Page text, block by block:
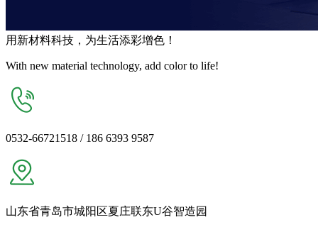
用 新材料科技，为生活添彩增色 ！
With new material technology, add color to life!
0532-66721518 / 186 6393 9587
山东省青岛市城阳区夏庄联东U谷智造园